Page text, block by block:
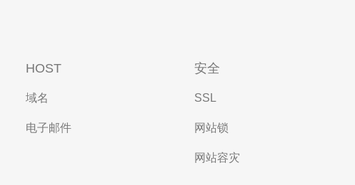
HOST
域名
电子邮件
安全
SSL
网站锁
网站容灾